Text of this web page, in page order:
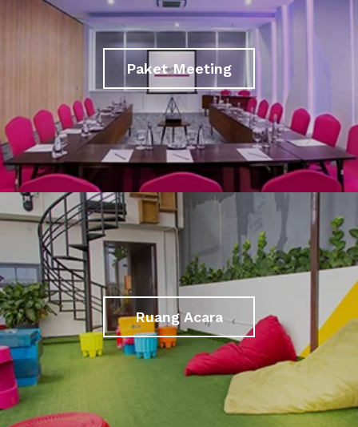
Paket Meeting
Ruang Acara